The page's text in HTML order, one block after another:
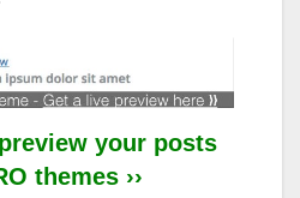
your posts
themes ››